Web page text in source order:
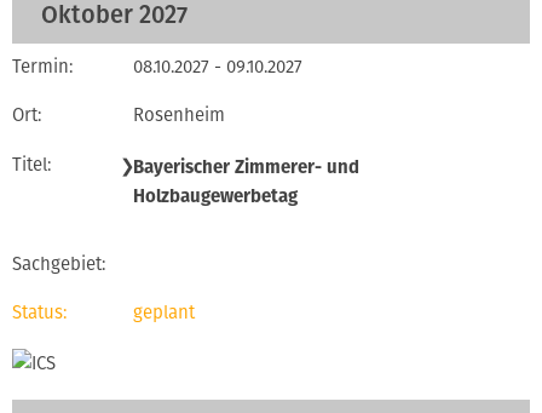
Oktober 2027
08.10.2027 - 09.10.2027
Rosenheim
❯Bayerischer Zimmerer- und
Holzbaugewerbetag
geplant